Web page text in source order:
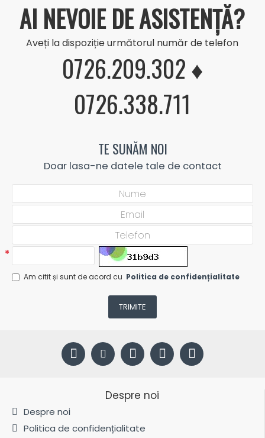
AI NEVOIE DE ASISTENȚĂ?
Aveți la dispoziție următorul număr de telefon
0726.209.302 ♦
0726.338.711
TE SUNĂM NOI
Doar lasa-ne datele tale de contact
Am citit și sunt de acord cu Politica de confidențialitate
TRIMITE
Despre noi
Despre noi
Politica de confidențialitate